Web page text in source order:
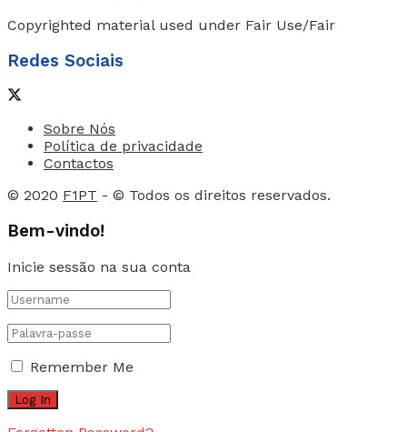
Copyrighted material used under Fair Use/Fair
Redes Sociais
Sobre Nós
Política de privacidade
Contactos
© 2020 F1PT - © Todos os direitos reservados.
Bem-vindo!
Inicie sessão na sua conta
Remember Me